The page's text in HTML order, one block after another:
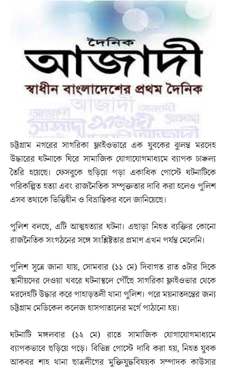
চট্টগ্রাম নগরের সাগরিকা ফ্লাইওভারে এক যুবকের ঝুলন্ত মরদেহ
উদ্ধারের ঘটনাকে ঘিরে সামাজিক যোগাযোগমাধ্যমে ব্যাপক চাঞ্চল্য
তৈরি হয়েছে। ফেসবুকে ছড়িয়ে পড়া একাধিক পোস্টে ঘটনাটিকে
পরিকল্পিত হত্যা এবং রাজনৈতিক সম্পৃক্ততার দাবি করা হলেও পুলিশ
এসব তথ্যকে ভিত্তিহীন ও বিভ্রান্তিকর বলে জানিয়েছে।
পুলিশ বলছে, এটি আত্মহত্যার ঘটনা। এছাড়া নিহত ব্যক্তির কোনো
রাজনৈতিক সংগঠনের সঙ্গে সংশ্লিষ্টতার প্রমাণ এখন পর্যন্ত মেলেনি।
পুলিশ সূত্রে জানা যায়, সোমবার (১১ মে) দিবাগত রাত ৩টার দিকে
স্থানীয়দের দেওয়া খবরে ঘটনাস্থলে পৌঁছে সাগরিকা ফ্লাইওভার থেকে
মরদেহটি উদ্ধার করে পাহাড়তলী থানা পুলিশ। পরে ময়নাতদন্তের জন্য
চট্টগ্রাম মেডিকেল কলেজ হাসপাতালের মর্গে পাঠানো হয়।
ঘটনাটি মঙ্গলবার (১২ মে) রাতে সামাজিক যোগাযোগমাধ্যমে
ব্যাপকভাবে ছড়িয়ে পড়ে। বিভিন্ন পোস্টে দাবি করা হয়, নিহত যুবক
আকবর শাহ থানা ছাত্রলীগের মুক্তিযুদ্ধবিষয়ক সম্পাদক কাউসার